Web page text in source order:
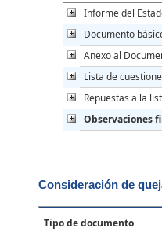
Informe del
Documento
Anexo al
Lista de
Repuestas a la
Observaciones
Consideración de
Tipo de documento